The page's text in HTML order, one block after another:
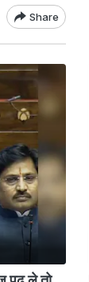
Share